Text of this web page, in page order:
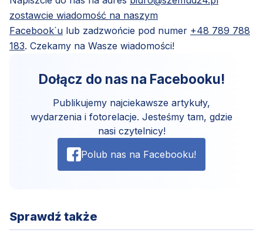
zostawcie wiadomość na naszym
Facebook`u lub zadzwońcie pod numer +48 789 788
183. Czekamy na Wasze wiadomości!
Dołącz do nas na Facebooku!
Publikujemy najciekawsze artykuły,
wydarzenia i fotorelacje. Jesteśmy tam, gdzie
nasi czytelnicy!
Polub nas na Facebooku!
Sprawdź także